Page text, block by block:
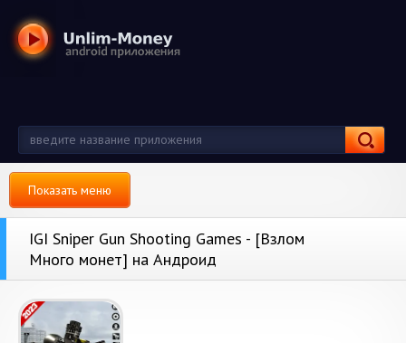
Показать меню
IGI Sniper Gun Shooting Games - [Взлом
Много монет] на Андроид